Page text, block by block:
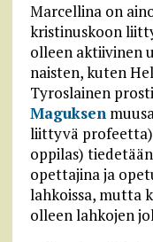
Marcellina on
kristinuskoon
olleen aktiivinen
naisten, kuten
Tyroslainen
Maguksen
liittyvä profeetta)
oppilas)
opettajina ja
lahkoissa, mutta
olleen lahkojen